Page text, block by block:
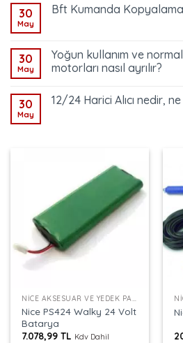
30
May
Bft Kumanda Kopyalama
30
May
Yoğun kullanım ve
motorları nasıl ayrılır?
30
May
12/24 Harici Alıcı nedir,
NICE AKSESUAR VE YEDEK PARÇALAR
Nice PS424 Walky 24 Volt
Batarya
7.078,99TL Kdv Dahil